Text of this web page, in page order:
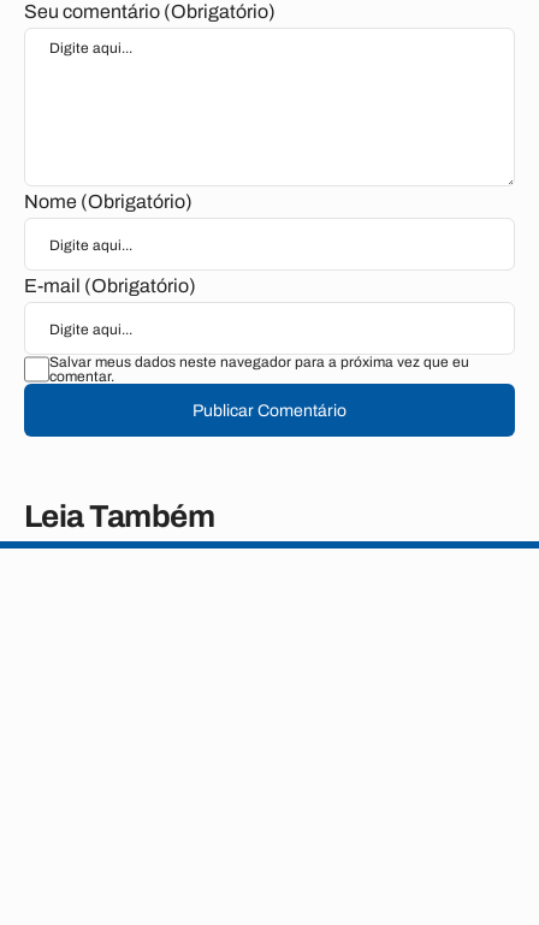
Seu comentário (Obrigatório)
Nome (Obrigatório)
E-mail (Obrigatório)
Salvar meus dados neste navegador para a próxima vez que eu
comentar.
Publicar Comentário
Leia Também